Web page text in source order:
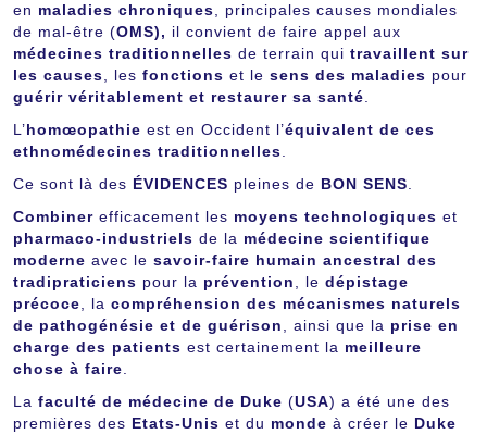
en maladies chroniques, principales causes mondiales
de mal-être (OMS), il convient de faire appel aux
médecines traditionnelles de terrain qui travaillent sur
les causes, les fonctions et le sens des maladies pour
guérir véritablement et restaurer sa santé.
L’homœopathie est en Occident l’équivalent de ces
ethnomédecines traditionnelles.
Ce sont là des ÉVIDENCES pleines de BON SENS.
Combiner efficacement les moyens technologiques et
pharmaco-industriels de la médecine scientifique
moderne avec le savoir-faire humain ancestral des
tradipraticiens pour la prévention, le dépistage
précoce, la compréhension des mécanismes naturels
de pathogénésie et de guérison, ainsi que la prise en
charge des patients est certainement la meilleure
chose à faire.
La faculté de médecine de Duke (USA) a été une des
premières des Etats-Unis et du monde à créer le Duke